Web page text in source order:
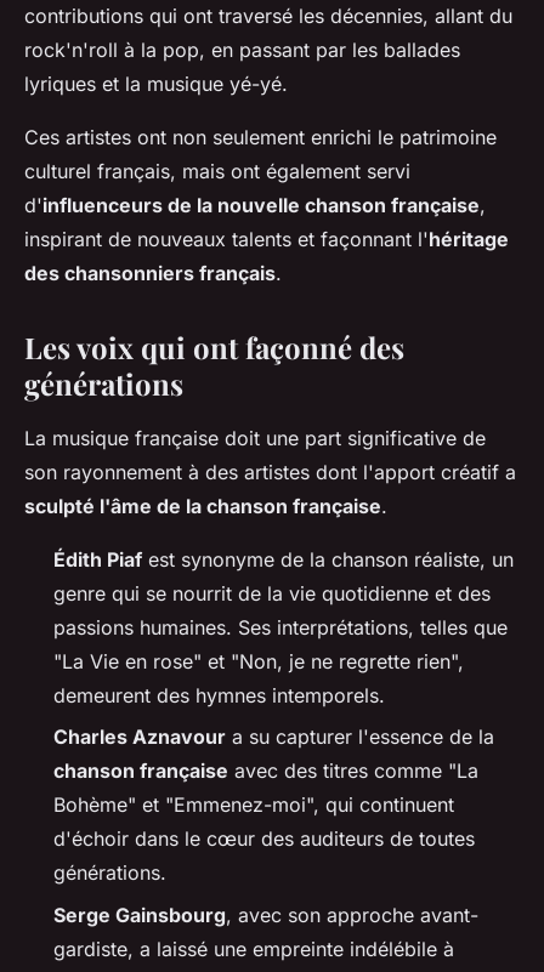
contributions qui ont traversé les décennies, allant du
rock'n'roll à la pop, en passant par les ballades
lyriques et la musique yé-yé.
Ces artistes ont non seulement enrichi le patrimoine
culturel français, mais ont également servi
d'influenceurs de la nouvelle chanson française,
inspirant de nouveaux talents et façonnant l'héritage
des chansonniers français.
Les voix qui ont façonné des
générations
La musique française doit une part significative de
son rayonnement à des artistes dont l'apport créatif a
sculpté l'âme de la chanson française.
Édith Piaf est synonyme de la chanson réaliste, un
genre qui se nourrit de la vie quotidienne et des
passions humaines. Ses interprétations, telles que
"La Vie en rose" et "Non, je ne regrette rien",
demeurent des hymnes intemporels.
Charles Aznavour a su capturer l'essence de la
chanson française avec des titres comme "La
Bohème" et "Emmenez-moi", qui continuent
d'échoir dans le cœur des auditeurs de toutes
générations.
Serge Gainsbourg, avec son approche avant-
gardiste, a laissé une empreinte indélébile à